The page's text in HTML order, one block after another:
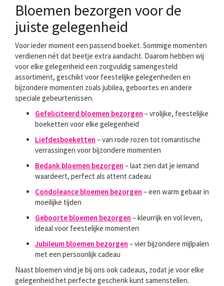
Bloemen bezorgen voor de
juiste gelegenheid
Voor ieder moment een passend boeket. Sommige momenten
verdienen nét dat beetje extra aandacht. Daarom hebben wij
voor elke gelegenheid een zorgvuldig samengesteld
assortiment, geschikt voor feestelijke gelegenheden en
bijzondere momenten zoals jubilea, geboortes en andere
speciale gebeurtenissen.
Gefeliciteerd bloemen bezorgen – vrolijke, feestelijke
boeketten voor elke gelegenheid
Liefdesboeketten – van rode rozen tot romantische
verrassingen voor bijzondere momenten
Bedank bloemen bezorgen – laat zien dat je iemand
waardeert, perfect als attent cadeau
Condoleance bloemen bezorgen – een warm gebaar in
moeilijke tijden
Geboorte bloemen bezorgen – kleurrijk en vol leven,
ideaal voor feestelijke momenten
Jubileum bloemen bezorgen – vier bijzondere mijlpalen
met een persoonlijk cadeau
Naast bloemen vind je bij ons ook cadeaus, zodat je voor elke
gelegenheid het perfecte geschenk kunt samenstellen.